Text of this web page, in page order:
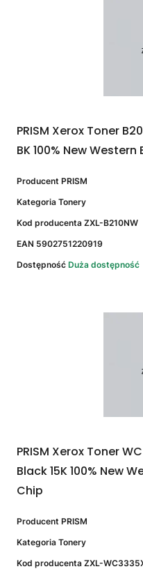
PRISM Xerox Toner
BK 100% New
Producent PRISM
Kategoria Tonery
Kod producenta ZXL-B210NW
EAN 5902751220919
Dostępność Duża dostępność
PRISM Xerox Toner
Black 15K 100% New
Chip
Producent PRISM
Kategoria Tonery
Kod producenta ZXL-